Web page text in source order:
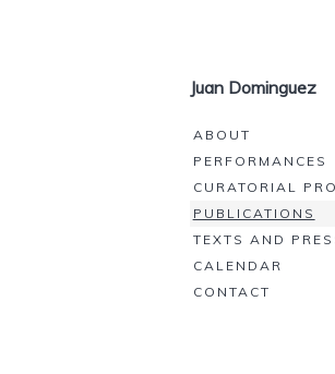
Juan Dominguez
ABOUT
PERFORMANCES
CURATORIAL
PUBLICATIONS
TEXTS AND
CALENDAR
CONTACT